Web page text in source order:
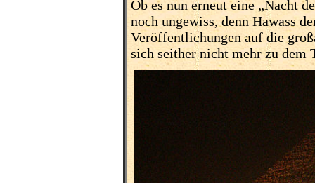
Ob es nun erneut eine „Nacht
noch ungewiss, denn Hawass
Veröffentlichungen auf die
sich seither nicht mehr zu dem